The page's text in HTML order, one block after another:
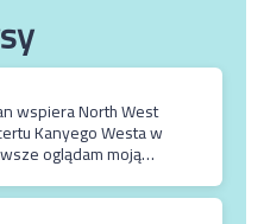
wspiera North West
Kanyego Westa w
oglądam moją